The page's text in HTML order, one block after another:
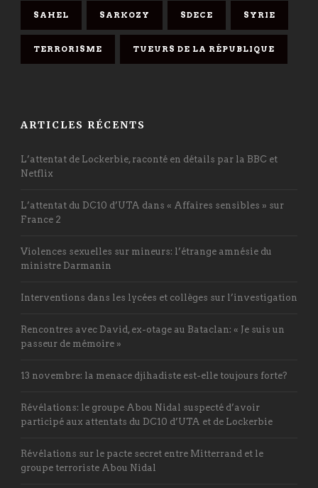
SAHEL SARKOZY SDECE SYRIE
TERRORISME TUEURS DE LA RÉPUBLIQUE
ARTICLES RÉCENTS
L’attentat de Lockerbie, raconté en détails par la BBC et
Netflix
L’attentat du DC10 d’UTA dans « Affaires sensibles » sur
France 2
Violences sexuelles sur mineurs: l’étrange amnésie du
ministre Darmanin
Interventions dans les lycées et collèges sur l’investigation
Rencontres avec David, ex-otage au Bataclan: « Je suis un
passeur de mémoire »
13 novembre: la menace djihadiste est-elle toujours forte?
Révélations: le groupe Abou Nidal suspecté d’avoir
participé aux attentats du DC10 d’UTA et de Lockerbie
Révélations sur le pacte secret entre Mitterrand et le
groupe terroriste Abou Nidal